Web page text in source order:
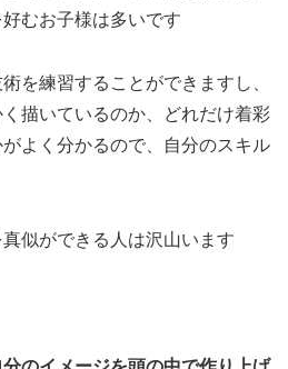
むお子様は多いです
を練習することができますし、
描いているのか、どれだけ着彩
よく分かるので、自分のスキル
似ができる人は沢山います